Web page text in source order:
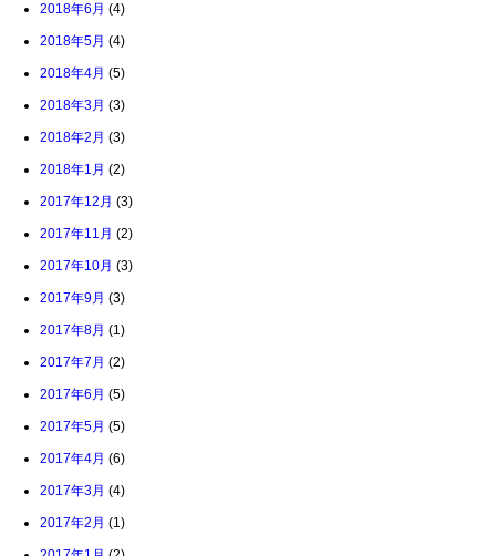
2018年6月 (4)
2018年5月 (4)
2018年4月 (5)
2018年3月 (3)
2018年2月 (3)
2018年1月 (2)
2017年12月 (3)
2017年11月 (2)
2017年10月 (3)
2017年9月 (3)
2017年8月 (1)
2017年7月 (2)
2017年6月 (5)
2017年5月 (5)
2017年4月 (6)
2017年3月 (4)
2017年2月 (1)